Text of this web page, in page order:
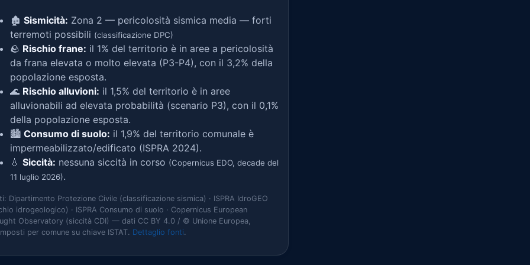
🏚️ Sismicità: Zona 2 — pericolosità sismica media — forti
terremoti possibili (classificazione DPC)
🪨 Rischio frane: il 1% del territorio è in aree a pericolosità
da frana elevata o molto elevata (P3-P4), con il 3,2% della
popolazione esposta.
🌊 Rischio alluvioni: il 1,5% del territorio è in aree
alluvionabili ad elevata probabilità (scenario P3), con il 0,1%
della popolazione esposta.
🏙️ Consumo di suolo: il 1,9% del territorio comunale è
impermeabilizzato/edificato (ISPRA 2024).
💧 Siccità: nessuna siccità in corso (Copernicus EDO, decade del
11 luglio 2026).
Dipartimento Protezione Civile (classificazione sismica) · ISPRA IdroGEO
idrogeologico) · ISPRA Consumo di suolo · Copernicus European
Observatory (siccità CDI) — dati CC BY 4.0 / © Unione Europea,
per comune su chiave ISTAT. Dettaglio fonti.